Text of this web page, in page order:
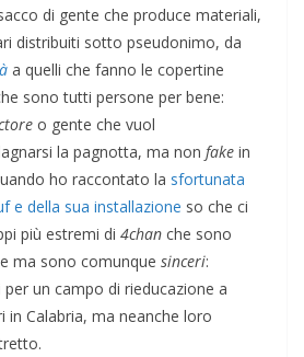
di gente che produce materiali,
distribuiti sotto pseudonimo, da
a quelli che fanno le copertine
sono tutti persone per bene:
o gente che vuol
la pagnotta, ma non fake in
ho raccontato la sfortunata
e della sua installazione so che ci
più estremi di 4chan che sono
ma sono comunque sinceri:
un campo di rieducazione a
in Calabria, ma neanche loro